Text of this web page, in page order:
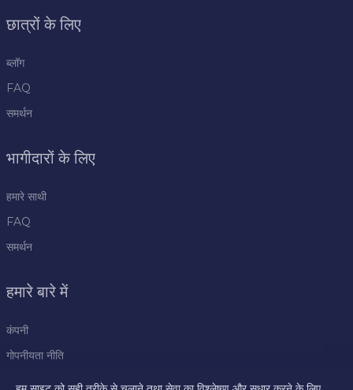
छात्रों के लिए
ब्लॉग
FAQ
समर्थन
भागीदारों के लिए
हमारे साथी
FAQ
समर्थन
हमारे बारे में
कंपनी
गोपनीयता नीति